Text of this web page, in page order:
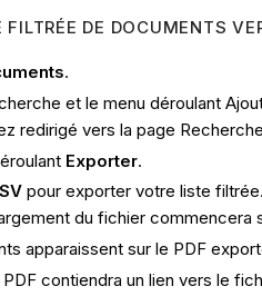
FILTRÉE DE DOCUMENTS
.
et le menu déroulant
redirigé vers la page
Exporter.
pour exporter votre liste filtrée.
du fichier commencera
apparaissent sur le PDF
contiendra un lien vers le